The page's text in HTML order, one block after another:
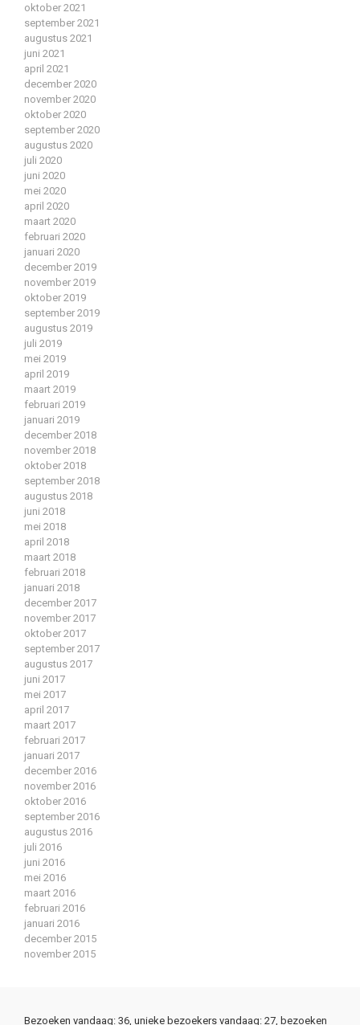
oktober 2021
september 2021
augustus 2021
juni 2021
april 2021
december 2020
november 2020
oktober 2020
september 2020
augustus 2020
juli 2020
juni 2020
mei 2020
april 2020
maart 2020
februari 2020
januari 2020
december 2019
november 2019
oktober 2019
september 2019
augustus 2019
juli 2019
mei 2019
april 2019
maart 2019
februari 2019
januari 2019
december 2018
november 2018
oktober 2018
september 2018
augustus 2018
juni 2018
mei 2018
april 2018
maart 2018
februari 2018
januari 2018
december 2017
november 2017
oktober 2017
september 2017
augustus 2017
juni 2017
mei 2017
april 2017
maart 2017
februari 2017
januari 2017
december 2016
november 2016
oktober 2016
september 2016
augustus 2016
juli 2016
juni 2016
mei 2016
maart 2016
februari 2016
januari 2016
december 2015
november 2015
Bezoeken vandaag: 36, unieke bezoekers vandaag: 27, bezoeken